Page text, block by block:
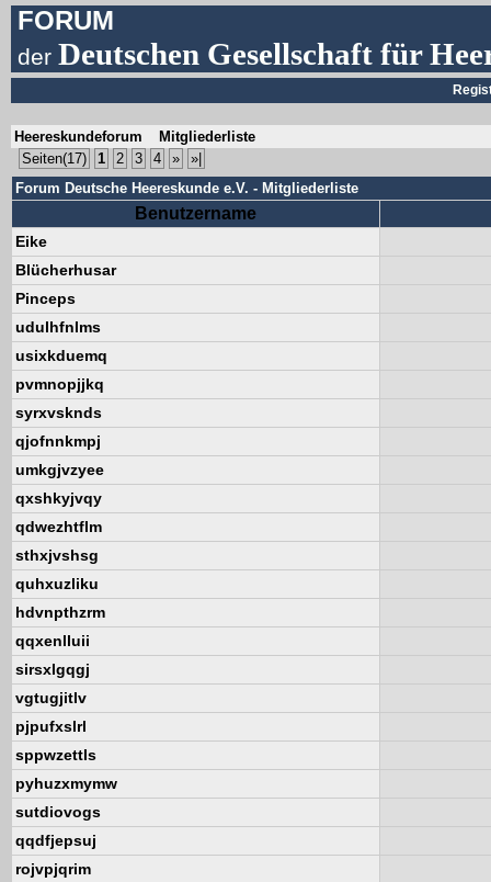
FORUM
derDeutschen Gesellschaft für
Heereskundeforum
Mitgliederliste
Seiten(17)
1 2 3 4 »
»|
Forum Deutsche Heereskunde e.V. - Mitgliederliste
Benutzername
Eike
Blücherhusar
Pinceps
udulhfnlms
usixkduemq
pvmnopjjkq
syrxvsknds
qjofnnkmpj
umkgjvzyee
qxshkyjvqy
qdwezhtflm
sthxjvshsg
quhxuzliku
hdvnpthzrm
qqxenlluii
sirsxlgqgj
vgtugjitlv
pjpufxslrl
sppwzettls
pyhuzxmymw
sutdiovogs
qqdfjepsuj
rojvpjqrim